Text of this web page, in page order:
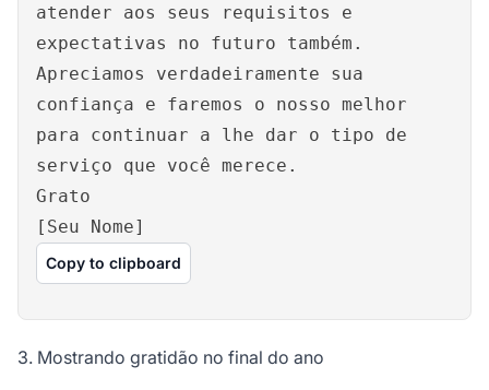
atender aos seus requisitos e
expectativas no futuro também.
Apreciamos verdadeiramente sua
confiança e faremos o nosso melhor
para continuar a lhe dar o tipo de
serviço que você merece.
Grato
[Seu Nome]
Copy to clipboard
3. Mostrando gratidão no final do ano